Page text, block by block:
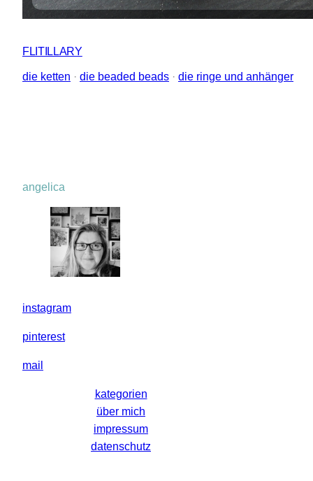
FLITILLARY
die ketten · die beaded beads · die ringe und anhänger
angelica
instagram
pinterest
mail
kategorien
über mich
impressum
datenschutz